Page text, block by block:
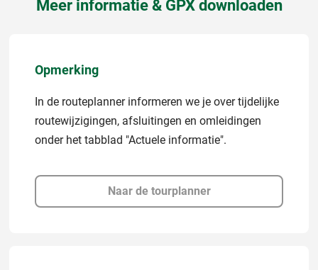
Meer informatie & GPX downloaden
Opmerking
In de routeplanner informeren we je over tijdelijke
routewijzigingen, afsluitingen en omleidingen
onder het tabblad "Actuele informatie".
Naar de tourplanner